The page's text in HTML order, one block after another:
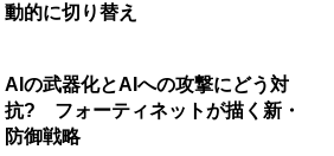
動的に切り替え
AIの武器化とAIへの攻撃にどう対
抗? フォーティネットが描く新・
防御戦略